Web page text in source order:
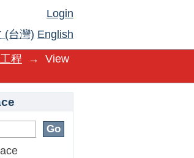
Login
(台灣) English
程 →
View